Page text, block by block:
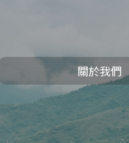
關於我們